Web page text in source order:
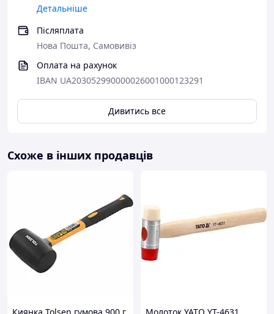
Детальніше
Післяплата
Нова Пошта, Самовивіз
Оплата на рахунок
IBAN UA203052990000026001000123291
Дивитись все
Схоже в інших продавців